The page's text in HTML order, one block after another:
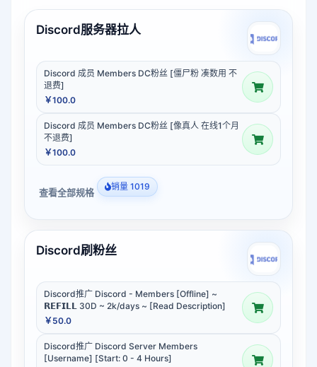
Discord服务器拉人
Discord 成员 Members DC粉丝 [僵尸粉 凑数用 不
退费]
￥100.0
Discord 成员 Members DC粉丝 [像真人 在线1个月
不退费]
￥100.0
查看全部规格 销量 1019
Discord刷粉丝
Discord推广 Discord - Members [Offline] ~
𝗥𝗘𝗙𝗜𝗟𝗟 30D ~ 2k/days ~ [Read Description]
￥50.0
Discord推广 Discord Server Members
[Username] [Start: 0 - 4 Hours]